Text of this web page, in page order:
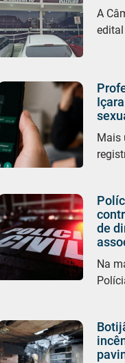
A
Mais
de
Na